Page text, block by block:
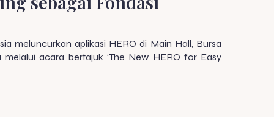
meluncurkan aplikasi HERO di Main Hall, Bursa
acara bertajuk ‘The New HERO for Easy